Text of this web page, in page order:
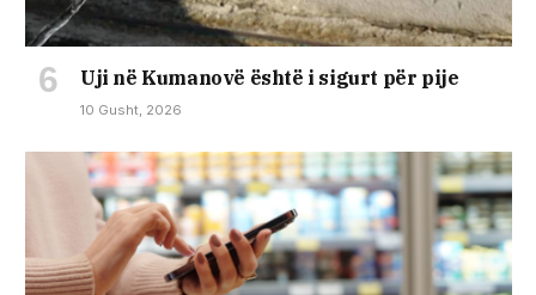
Uji në Kumanovë është i sigurt për pije
10 Gusht, 2026